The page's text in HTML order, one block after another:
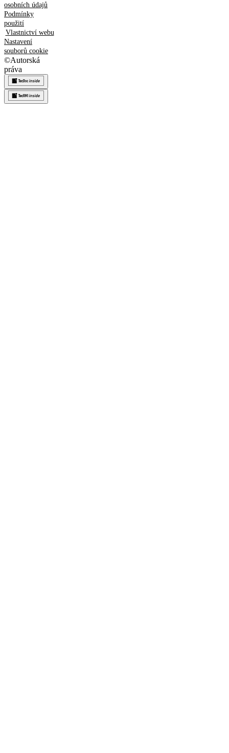
osobních údajů
Podmínky
použití
Vlastnictví webu
Nastavení
souborů cookie
©Autorská
práva